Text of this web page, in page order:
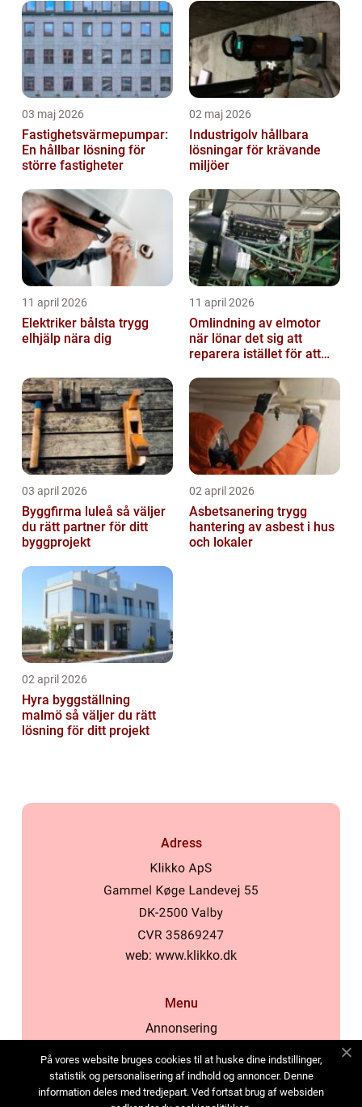
03 maj 2026
Fastighetsvärmepumpar:
En hållbar lösning för
större fastigheter
02 maj 2026
Industrigolv hållbara
lösningar för krävande
miljöer
11 april 2026
Elektriker bålsta trygg
elhjälp nära dig
11 april 2026
Omlindning av elmotor
när lönar det sig att
reparera istället för att
03 april 2026
Byggfirma luleå så väljer
du rätt partner för ditt
byggprojekt
02 april 2026
Asbetsanering trygg
hantering av asbest i hus
och lokaler
02 april 2026
Hyra byggställning
malmö så väljer du rätt
lösning för ditt projekt
Adress
web: www.klikko.dk
Menu
Annonsering
Cookies
Kontakta oss
På vores website bruges cookies til at huske dine indstillinger,
statistik og personalisering af indhold og annoncer. Denne
information deles med tredjepart. Ved fortsat brug af websiden